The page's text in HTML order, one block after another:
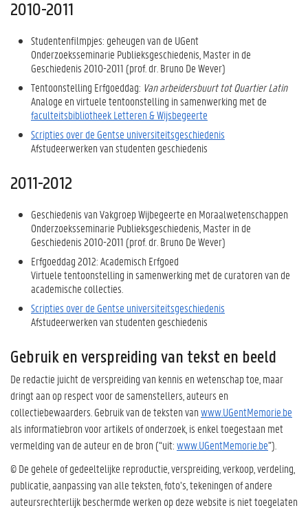
2010-2011
Studentenfilmpjes: geheugen van de UGent
Onderzoeksseminarie Publieksgeschiedenis, Master in de
Geschiedenis 2010-2011 (prof. dr. Bruno De Wever)
Tentoonstelling Erfgoeddag: Van arbeidersbuurt tot Quartier Latin
Analoge en virtuele tentoonstelling in samenwerking met de
faculteitsbibliotheek Letteren & Wijsbegeerte
Scripties over de Gentse universiteitsgeschiedenis
Afstudeerwerken van studenten geschiedenis
2011-2012
Geschiedenis van Vakgroep Wijbegeerte en Moraalwetenschappen
Onderzoeksseminarie Publieksgeschiedenis, Master in de
Geschiedenis 2010-2011 (prof. dr. Bruno De Wever)
Erfgoeddag 2012: Academisch Erfgoed
Virtuele tentoonstelling in samenwerking met de curatoren van de
academische collecties.
Scripties over de Gentse universiteitsgeschiedenis
Afstudeerwerken van studenten geschiedenis
Gebruik en verspreiding van tekst en beeld
De redactie juicht de verspreiding van kennis en wetenschap toe, maar
dringt aan op respect voor de samenstellers, auteurs en
collectiebewaarders. Gebruik van de teksten vanwww.UGentMemorie.be
als informatiebron voor artikels of onderzoek, is enkel toegestaan met
vermelding van de auteur en de bron (“uit:www.UGentMemorie.be”).
© De gehele of gedeeltelijke reproductie, verspreiding, verkoop, verdeling,
publicatie, aanpassing van alle teksten, foto’s, tekeningen of andere
auteursrechterlijk beschermde werken op deze website is niet toegelaten